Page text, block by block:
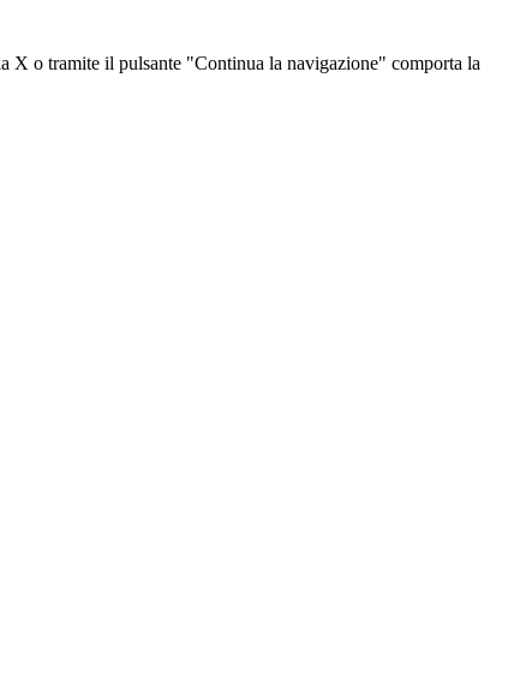
X o tramite il pulsante "Continua la navigazione" comporta la